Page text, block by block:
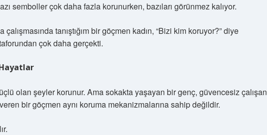
semboller çok daha fazla korunurken, bazıları görünmez kalıyor.
çalışmasında tanıştığım bir göçmen kadın, “Bizi kim koruyor?” diye
çok daha gerçekti.
olan şeyler korunur. Ama sokakta yaşayan bir genç, güvencesiz çalışan
bir göçmen aynı koruma mekanizmalarına sahip değildir.